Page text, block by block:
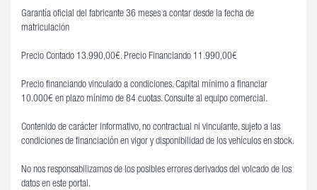
Garantía oficial del fabricante 36 meses a contar desde la fecha de
matriculación
Precio Contado 13.990,00€. Precio Financiando 11.990,00€
Precio financiando vinculado a condiciones. Capital mínimo a financiar
10.000€ en plazo mínimo de 84 cuotas. Consulte al equipo comercial.
Contenido de carácter informativo, no contractual ni vinculante, sujeto a las
condiciones de financiación en vigor y disponibilidad de los vehículos en stock.
No nos responsabilizamos de los posibles errores derivados del volcado de los
datos en este portal.